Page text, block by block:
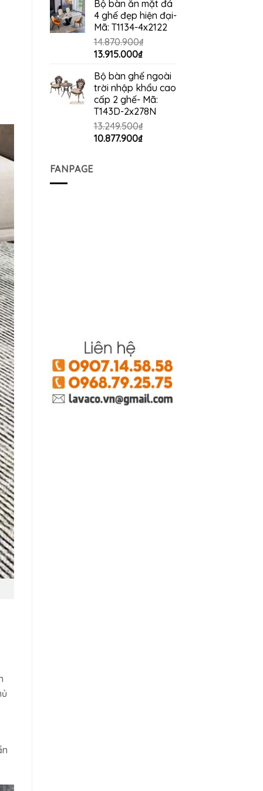
Bộ bàn ăn mặt đá
4 ghế đẹp hiện đại-
Mã: T1134-4x2122
14.870.900₫
Giá
là:
14.870.900₫.
13.915.000₫Giá
tại
là:
13.915.000₫.
Bộ bàn ghế ngoài
trời nhập khẩu cao
cấp 2 ghế- Mã:
T143D-2x278N
13.249.500₫
Giá
13.249.500₫.
10.877.900₫Giá
FANPAGE